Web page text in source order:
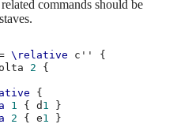
commands should be
\relative c''
{
2
{
{
1 { d 1
}
2 { e1
}